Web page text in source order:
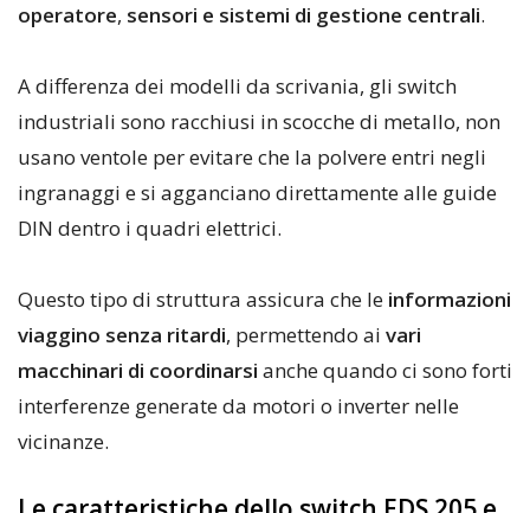
operatore, sensori e sistemi di gestione centrali.
A differenza dei modelli da scrivania, gli switch
industriali sono racchiusi in scocche di metallo, non
usano ventole per evitare che la polvere entri negli
ingranaggi e si agganciano direttamente alle guide
DIN dentro i quadri elettrici.
Questo tipo di struttura assicura che le informazioni
viaggino senza ritardi, permettendo ai vari
macchinari di coordinarsi anche quando ci sono forti
interferenze generate da motori o inverter nelle
vicinanze.